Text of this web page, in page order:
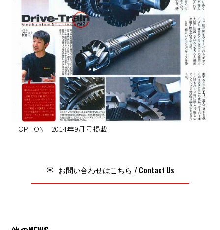
OPTION 2014年9月号掲載
お問い合わせはこちら / Contact Us